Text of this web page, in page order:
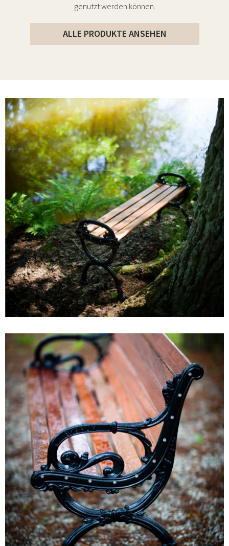
genutzt werden können.
ALLE PRODUKTE ANSEHEN